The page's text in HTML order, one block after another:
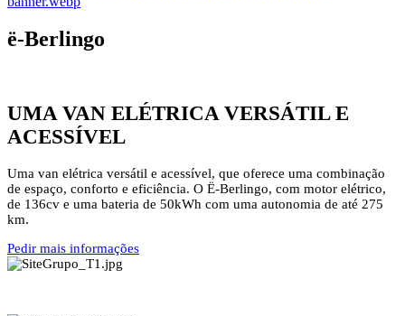
ë-Berlingo
UMA VAN ELÉTRICA VERSÁTIL E
ACESSÍVEL
Uma van elétrica versátil e acessível, que oferece uma combinação
de espaço, conforto e eficiência. O Ë-Berlingo, com motor elétrico,
de 136cv e uma bateria de 50kWh com uma autonomia de até 275
km.
Pedir mais informações